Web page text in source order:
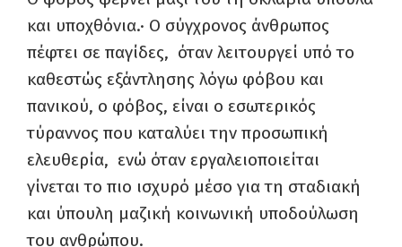
και υποχθόνια.· Ο σύγχρονος άνθρωπος
πέφτει σε παγίδες, όταν λειτουργεί υπό το
καθεστώς εξάντλησης λόγω φόβου και
πανικού, ο φόβος, είναι ο εσωτερικός
τύραννος που καταλύει την προσωπική
ελευθερία, ενώ όταν εργαλειοποιείται
γίνεται το πιο ισχυρό μέσο για τη σταδιακή
και ύπουλη μαζική κοινωνική υποδούλωση
του ανθρώπου.